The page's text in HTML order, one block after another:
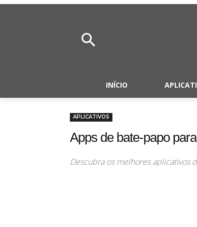
INÍCIO
APLICATIVOS
Apps de bate-papo
Descubra os melhores aplicativos